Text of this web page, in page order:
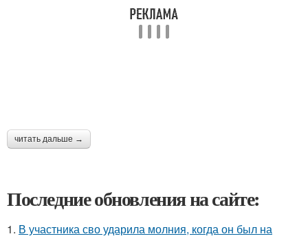
читать дальше →
Последние обновления на сайте:
1. В участника сво ударила молния, когда он был на